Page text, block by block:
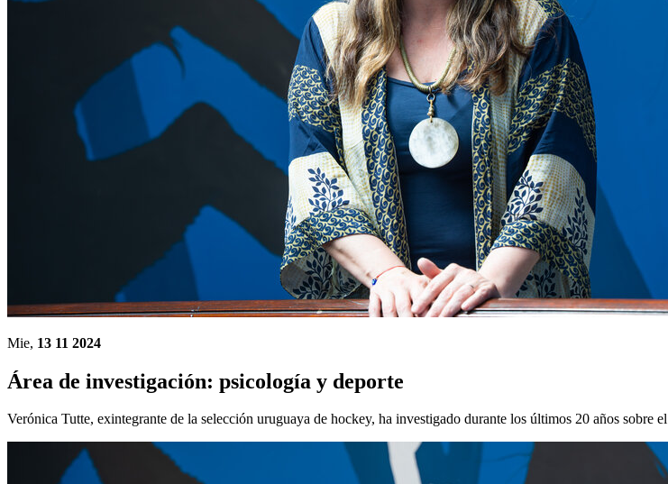
Mie, 13 11 2024
Área de investigación: psicología y deporte
Verónica Tutte, exintegrante de la selección uruguaya de hockey, ha investigado durante los últimos 20 años sobre el